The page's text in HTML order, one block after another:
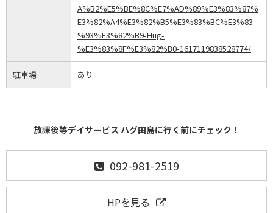
A%B2%E5%BE%8C%E7%AD%89%E3%83%87%
E3%82%A4%E3%82%B5%E3%83%BC%E3%83
%93%E3%82%B9-Hug-
%E3%83%8F%E3%82%B0-1617119838528774/
駐車場 あり
放課後等デイサービス ハグ田島に行く前にチェック！
092-981-2519
HPを見る